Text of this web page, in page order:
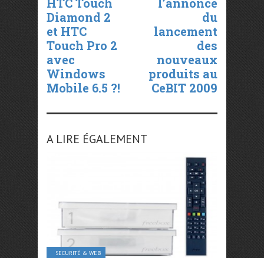
Diamond 2
et HTC
Touch Pro 2
avec
Windows
Mobile 6.5 ?!
du
lancement
des
nouveaux
produits au
CeBIT 2009
A LIRE ÉGALEMENT
SECURITÉ & WEB